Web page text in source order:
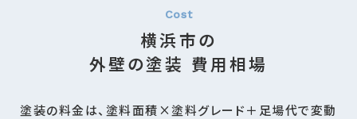
横浜市の
外壁の塗装 費用相場
塗装の料金は、塗料面積×塗料グレード＋足場代で変動